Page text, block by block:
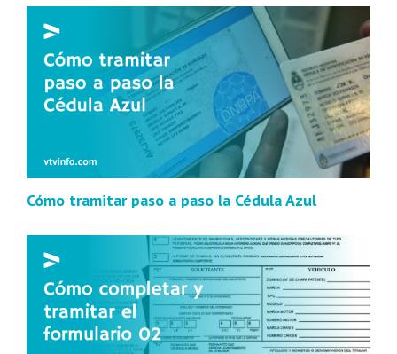
Cómo tramitar paso a paso la Cédula Azul